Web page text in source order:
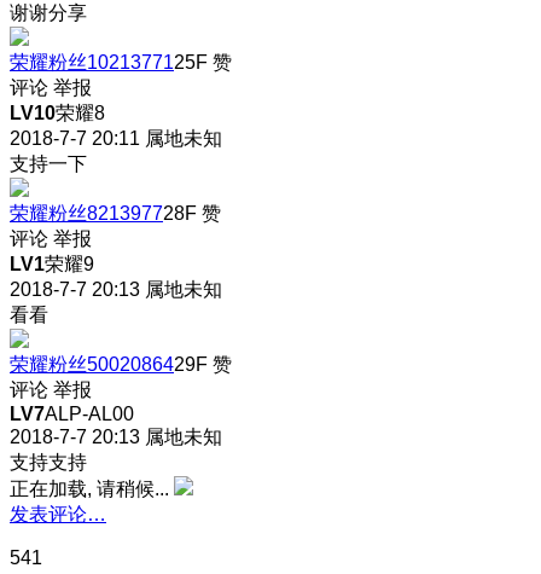
谢谢分享
荣耀粉丝1021377125F 赞
评论 举报
LV10荣耀8
2018-7-7 20:11 属地未知
支持一下
荣耀粉丝821397728F 赞
评论 举报
LV1荣耀9
2018-7-7 20:13 属地未知
看看
荣耀粉丝5002086429F 赞
评论 举报
LV7ALP-AL00
2018-7-7 20:13 属地未知
支持支持
正在加载, 请稍候...
发表评论…
541